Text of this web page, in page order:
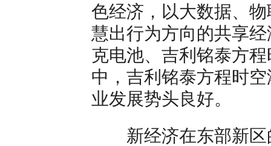
色经济，以大数据、
慧出行为方向的共享
克电池、吉利铭泰方
中，吉利铭泰方程时
业发展势头良好。
新经济在东部新区